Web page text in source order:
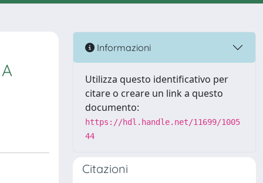
Informazioni
Utilizza questo identificativo per
citare o creare un link a questo
documento:
https://hdl.handle.net/11699/1005
44
Citazioni